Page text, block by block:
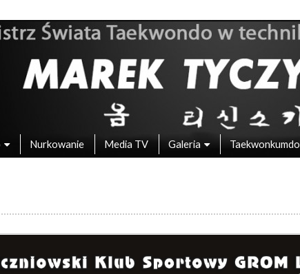
Świata w Taekwondo
Nurkowanie Media TV Galeria Taekwonkumdo